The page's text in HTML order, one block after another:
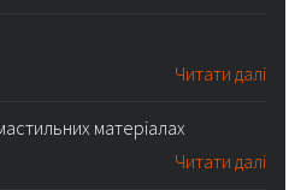
Читати далі
матеріалах
Читати далі